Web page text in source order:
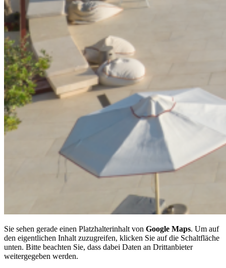
Sie sehen gerade einen Platzhalterinhalt von Google Maps. Um auf
den eigentlichen Inhalt zuzugreifen, klicken Sie auf die Schaltfläche
unten. Bitte beachten Sie, dass dabei Daten an Drittanbieter
weitergegeben werden.